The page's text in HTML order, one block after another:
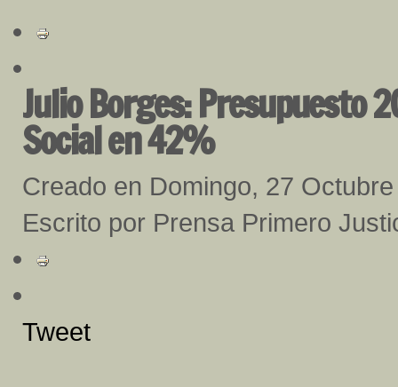
Julio Borges: Presupuesto
Social en 42%
Creado en Domingo, 27
Escrito por Prensa Primero
Tweet